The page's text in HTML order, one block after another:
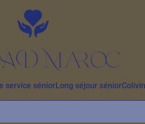
service séniorLong séjour sénior